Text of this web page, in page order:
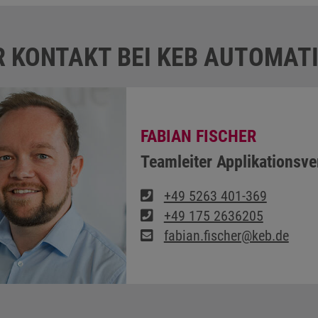
KONTAKT BEI KEB
FABIAN FISCHER
Teamleiter
+49 5263 401-369
+49 175 2636205
fabian.fischer@keb.de